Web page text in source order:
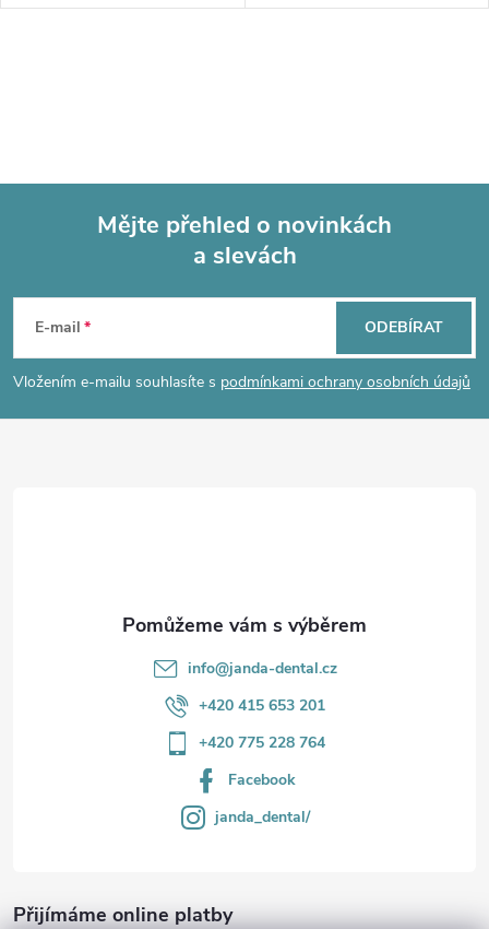
a
í
p
p
a
Mějte přehled o novinkách
a slevách
E-mail
Vložením e-mailu souhlasíte s podmínkami ochrany osobních údajů
ODEBÍRAT
info@janda-dental.cz
+420 415 653 201
+420 775 228 764
Facebook
janda_dental/
Přijímáme online platby